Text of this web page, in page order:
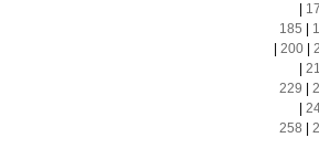
185
200|
229
258